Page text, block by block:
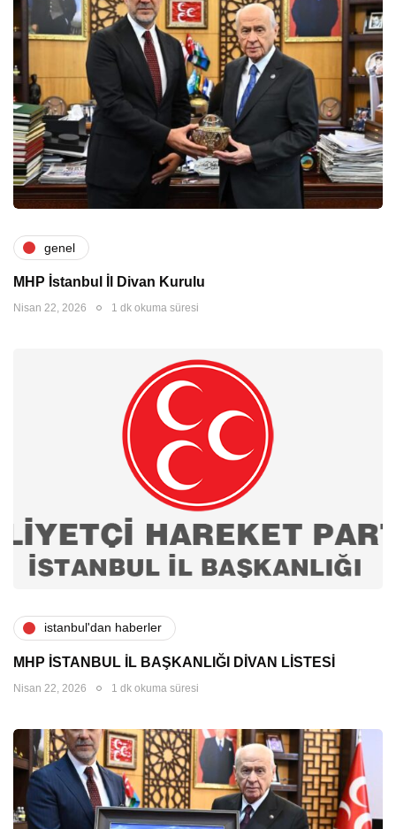
genel
MHP İstanbul İl Divan Kurulu
Nisan 22, 2026 1 dk okuma süresi
i̇stanbul'dan haberler
MHP İSTANBUL İL BAŞKANLIĞI DİVAN LİSTESİ
Nisan 22, 2026 1 dk okuma süresi